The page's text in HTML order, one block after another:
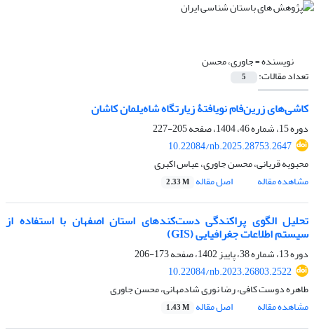
نویسنده =جاوری، محسن
تعداد مقالات: 5
کاشی‌های زرین‌فام نویافتۀ زیارتگاه شاه‌یلمان کاشان
دوره 15، شماره 46، 1404، صفحه
205-227
10.22084/nb.2025.28753.2647
محبوبه قربانی، محسن جاوری، عباس اکبری
مشاهده مقاله
اصل مقاله 2.33 M
تحلیل الگوی پراکندگی دست‌کندهای استان اصفهان با استفاده از
سیستم اطلاعات جغرافیایی (GIS)
دوره 13، شماره 38، پاییز 1402، صفحه
173-206
10.22084/nb.2023.26803.2522
طاهره دوست کافی، رضا نوری شادمهانی، محسن جاوری
مشاهده مقاله
اصل مقاله 1.43 M